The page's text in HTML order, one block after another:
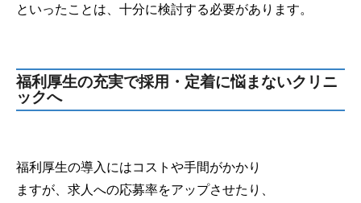
といったことは、十分に検討する必要があります。
福利厚生の充実で採用・定着に悩まないクリニ
ックへ
福利厚生の導入にはコストや手間がかかり
ますが、求人への応募率をアップさせたり、